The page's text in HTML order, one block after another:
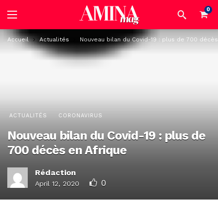
0
Accueil Actualités Nouveau bilan du Covid-19 : plus de 700
ACTUALITÉS CORONAVIRUS
Nouveau bilan du Covid-19 : plus de
700 décès en Afrique
Rédaction
April 12, 2020 0